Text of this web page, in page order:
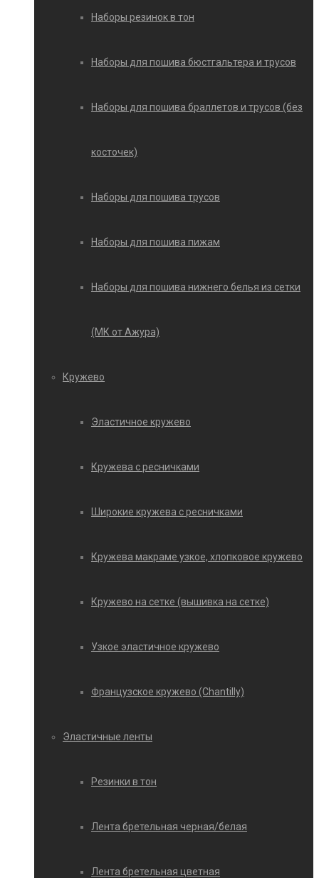
Наборы резинок в тон
Наборы для пошива бюстгальтера и трусов
Наборы для пошива браллетов и трусов (без
косточек)
Наборы для пошива трусов
Наборы для пошива пижам
Наборы для пошива нижнего белья из сетки
(МК от Ажура)
Кружево
Эластичное кружево
Кружева с ресничками
Широкие кружева с ресничками
Кружева макраме узкое, хлопковое кружево
Кружево на сетке (вышивка на сетке)
Узкое эластичное кружево
Французское кружево (Chantilly)
Эластичные ленты
Резинки в тон
Лента бретельная черная/белая
Лента бретельная цветная